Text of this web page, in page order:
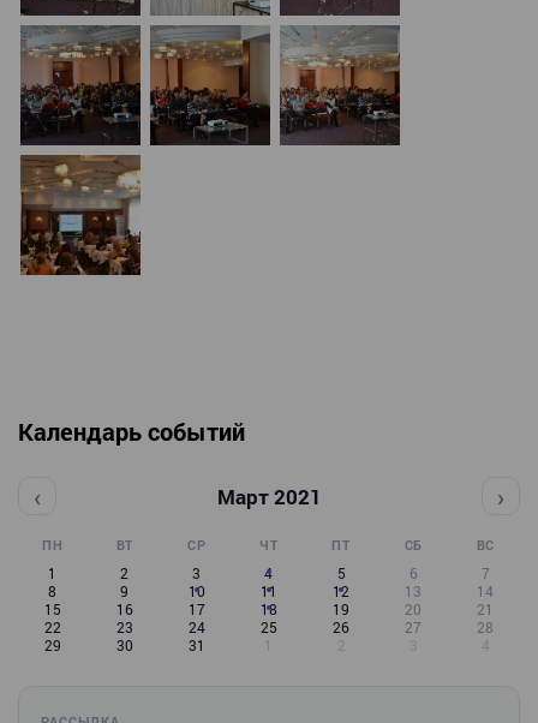
Календарь событий
‹ Март 2021 ›
ПН ВТ СР ЧТ ПТ СБ ВС
1 2 3 4 5 6
7
8
9 10 11 12 13
14
15
16 17 18 19 20
21
22
23 24 25 26 27
28
29
30 31 1 2 3 4